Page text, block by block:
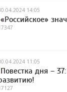
14:05
«Российское»
11:05
Повестка дня –